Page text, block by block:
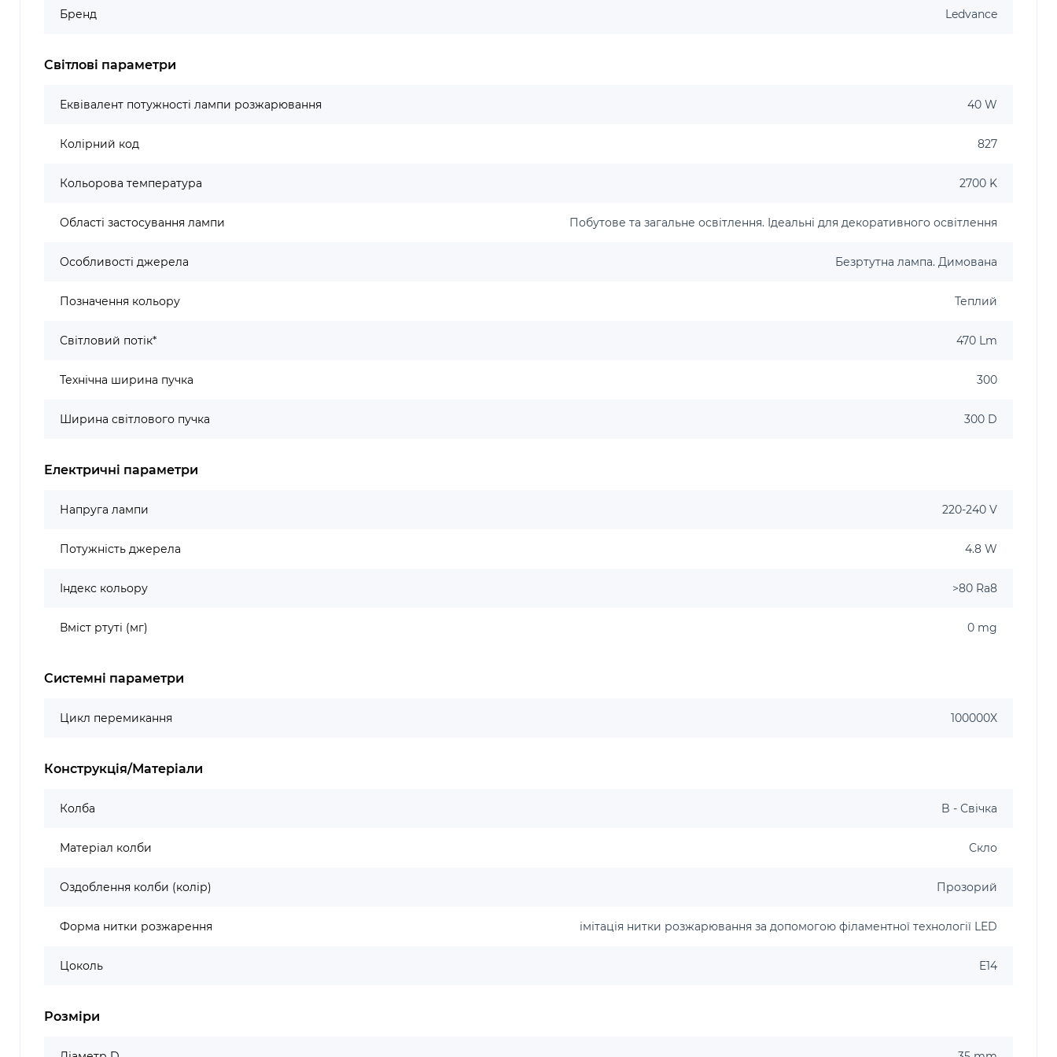
Бренд Ledvance
Світлові параметри
Еквівалент потужності лампи розжарювання 40 W
Колірний код 827
Кольорова температура 2700 K
Області застосування лампи Побутове та загальне освітлення. Ідеальні для декоративного освітлення
Особливості джерела Безртутна лампа. Димована
Позначення кольору Теплий
Світловий потік* 470 Lm
Технічна ширина пучка 300
Ширина світлового пучка 300 D
Електричні параметри
Напруга лампи 220-240 V
Потужність джерела 4.8 W
Індекс кольору >80 Ra8
Вміст ртуті (мг) 0 mg
Системні параметри
Цикл перемикання 100000X
Конструкція/Матеріали
Колба B - Свічка
Матеріал колби Скло
Оздоблення колби (колір) Прозорий
Форма нитки розжарення імітація нитки розжарювання за допомогою філаментної технології LED
Цоколь E14
Розміри